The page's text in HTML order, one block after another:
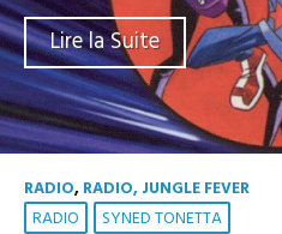
Lire la Suite
RADIO,RADIO, JUNGLE FEVER
RADIO SYNED TONETTA